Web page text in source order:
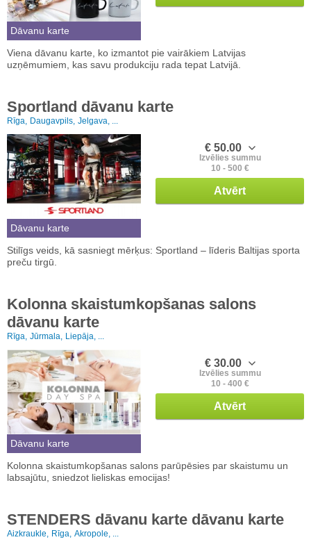
Dāvanu karte
Viena dāvanu karte, ko izmantot pie vairākiem Latvijas
uzņēmumiem, kas savu produkciju rada tepat Latvijā.
Sportland dāvanu karte
Rīga, Daugavpils, Jelgava, ...
Dāvanu karte
€ 50.00
Izvēlies summu
10 - 500 €
Atvērt
Stilīgs veids, kā sasniegt mērķus: Sportland – līderis Baltijas sporta
preču tirgū.
Kolonna skaistumkopšanas salons
dāvanu karte
Rīga, Jūrmala, Liepāja, ...
Dāvanu karte
€ 30.00
Izvēlies summu
10 - 400 €
Atvērt
Kolonna skaistumkopšanas salons parūpēsies par skaistumu un
labsajūtu, sniedzot lieliskas emocijas!
STENDERS dāvanu karte dāvanu karte
Aizkraukle, Rīga, Akropole, ...